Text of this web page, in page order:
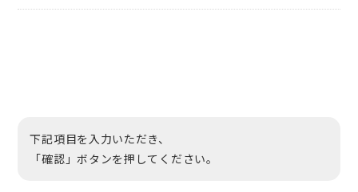
下記項目を入力いただき、
「確認」ボタンを押してください。